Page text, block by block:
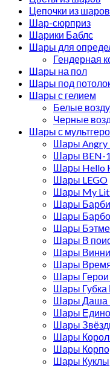
Цепочки из шаров
Шар-сюрприз
Шарики Баблс
Шары для
Гендерная
Шары на пол
Шары под
Шары с гелием
Белые
Черные
Шары с
Шары Angry
Шары BEN-
Шары Hello
Шары LEGO
Шары My
Шары Барби
Шары
Шары
Шары В
Шары
Шары
Шары Герои
Шары Губка
Шары Даша
Шары
Шары
Шары
Шары
Шары Куклы